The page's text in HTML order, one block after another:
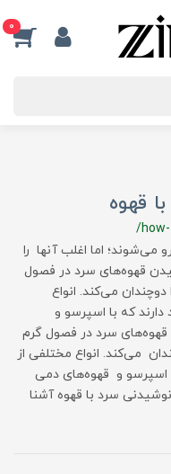
0
/
می‌شوند؛ اما اغلب آنها را
قهوه‌های سرد در فصول
می‌کند. انواع
که با اسپرسو و
سرد در فصول گرم
می‌کند. انواع مختلفی از
اسپرسو و قهوه‌های دمی
درست می‌شوند. در ادامه با طرز تهیه ۱۵ نوشیدنی سرد با قهوه آشنا